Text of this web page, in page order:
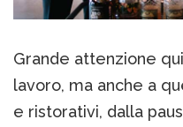
Grande attenzione
lavoro, ma anche a
e ristorativi, dalla